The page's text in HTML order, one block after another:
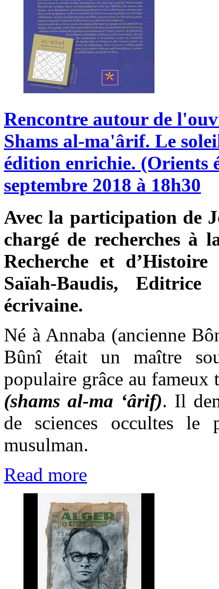
Rencontre autour de
Shams al-ma'ârif. Le
édition enrichie. (Orients
septembre 2018 à 18h30
Avec la participation de
chargé de recherches à
Recherche et
Saïah-Baudis,
écrivaine.
Né à Annaba (ancienne
Bûnî était un maître
populaire grâce au fameux
(shams al-ma ‘ârif). Il
de sciences occultes
musulman.
Read more